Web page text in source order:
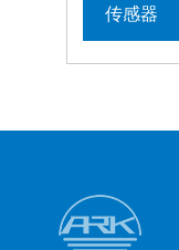
传感器